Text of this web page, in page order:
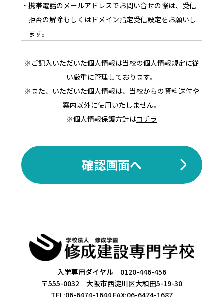
・携帯電話のメールアドレスでお問い合せの際は、受信
拒否の解除もしくはドメイン指定受信設定をお願いし
ます。
※ご記入いただいた個人情報は当校の個人情報規定に従
い厳重に管理しております。
※また、いただいた個人情報は、当校からの資料送付や
案内以外に使用いたしません。
※個人情報保護方針はコチラ
確認画面へ
入学専用ダイヤル 0120-446-456
〒555-0032 大阪市西淀川区大和田5-19-30